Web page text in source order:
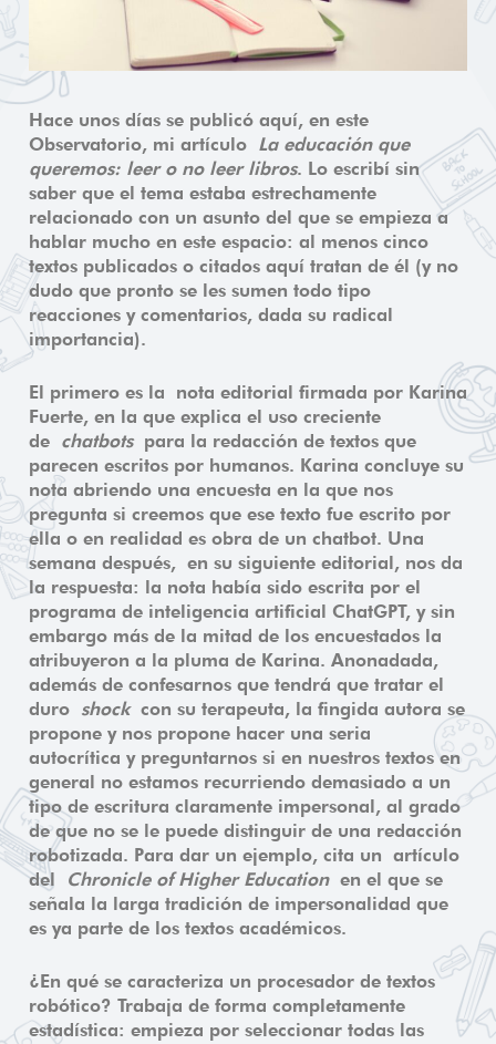
Hace unos días se publicó aquí, en este
Observatorio, mi artículo La educación que
queremos: leer o no leer libros. Lo escribí sin
saber que el tema estaba estrechamente
relacionado con un asunto del que se empieza a
hablar mucho en este espacio: al menos cinco
textos publicados o citados aquí tratan de él (y no
dudo que pronto se les sumen todo tipo
reacciones y comentarios, dada su radical
importancia).
El primero es la nota editorial firmada por Karina
Fuerte, en la que explica el uso creciente
de chatbots para la redacción de textos que
parecen escritos por humanos. Karina concluye su
nota abriendo una encuesta en la que nos
pregunta si creemos que ese texto fue escrito por
ella o en realidad es obra de un chatbot. Una
semana después, en su siguiente editorial, nos da
la respuesta: la nota había sido escrita por el
programa de inteligencia artificial ChatGPT, y sin
embargo más de la mitad de los encuestados la
atribuyeron a la pluma de Karina. Anonadada,
además de confesarnos que tendrá que tratar el
duro shock con su terapeuta, la fingida autora se
propone y nos propone hacer una seria
autocrítica y preguntarnos si en nuestros textos en
general no estamos recurriendo demasiado a un
tipo de escritura claramente impersonal, al grado
de que no se le puede distinguir de una redacción
robotizada. Para dar un ejemplo, cita un artículo
del Chronicle of Higher Educationen el que se
señala la larga tradición de impersonalidad que
es ya parte de los textos académicos.
¿En qué se caracteriza un procesador de textos
robótico? Trabaja de forma completamente
estadística: empieza por seleccionar todas las